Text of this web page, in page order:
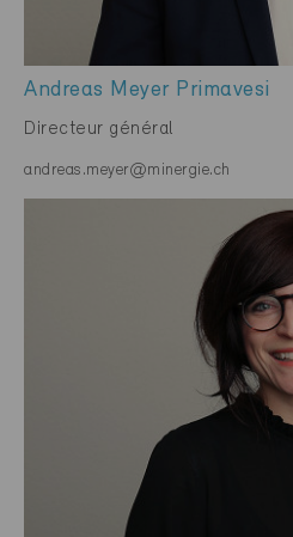
Andreas Meyer Primavesi
Directeur général
andreas.meyer@minergie.ch